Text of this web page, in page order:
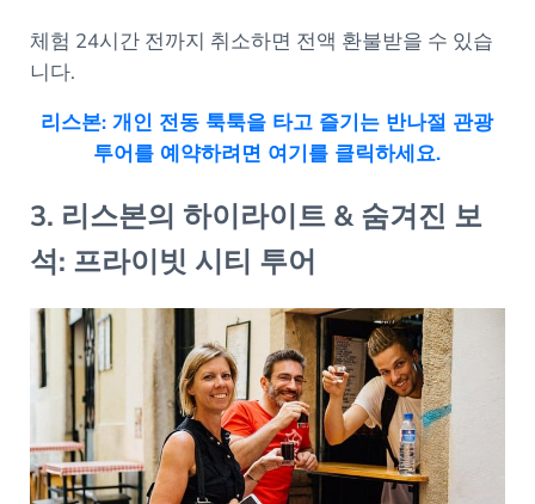
체험 24시간 전까지 취소하면 전액 환불받을 수 있습
니다.
리스본: 개인 전동 툭툭을 타고 즐기는 반나절 관광
투어를 예약하려면 여기를 클릭하세요.
3. 리스본의 하이라이트 & 숨겨진 보
석: 프라이빗 시티 투어